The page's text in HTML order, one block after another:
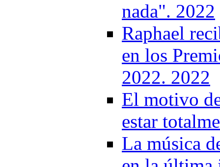
nada". 2022
Raphael
en los
2022. 2022
El motivo
estar
La música